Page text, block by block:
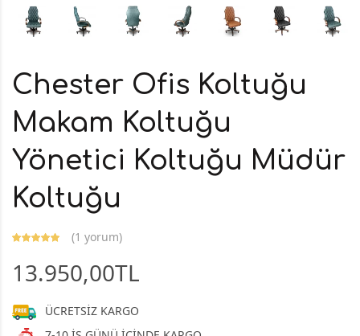
Chester Ofis Koltuğu
Makam Koltuğu
Yönetici Koltuğu Müdür
Koltuğu
(1 yorum)
13.950,00TL
ÜCRETSİZ KARGO